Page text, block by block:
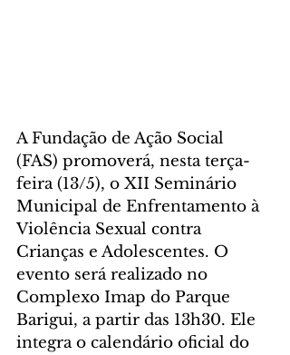
A Fundação de Ação Social
(FAS) promoverá, nesta terça-
feira (13/5), o XII Seminário
Municipal de Enfrentamento à
Violência Sexual contra
Crianças e Adolescentes. O
evento será realizado no
Complexo Imap do Parque
Barigui, a partir das 13h30. Ele
integra o calendário oficial do